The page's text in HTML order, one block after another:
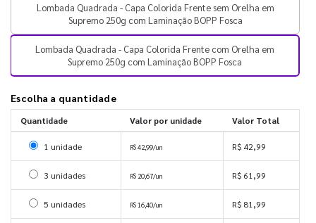
Lombada Quadrada - Capa Colorida Frente sem Orelha em
Supremo 250g com Laminação BOPP Fosca
Lombada Quadrada - Capa Colorida Frente com Orelha em
Supremo 250g com Laminação BOPP Fosca
Escolha a quantidade
Quantidade Valor por unidade Valor Total
Selecionar 1 unidade
1 unidade R$ 42,99/un R$ 42,99
Selecionar 3 unidades
3 unidades R$ 20,67/un R$ 61,99
Selecionar 5 unidades
5 unidades R$ 16,40/un R$ 81,99